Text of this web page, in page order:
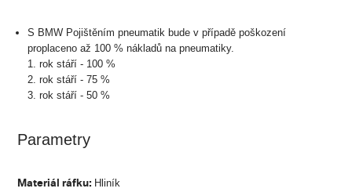
S BMW Pojištěním pneumatik bude v případě poškození
proplaceno až 100 % nákladů na pneumatiky.
1. rok stáří - 100 %
2. rok stáří - 75 %
3. rok stáří - 50 %
Parametry
Materiál ráfku: Hliník